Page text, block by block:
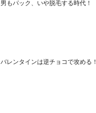
男もパック、いや脱毛する時代！
バレンタインは逆チョコで攻める！